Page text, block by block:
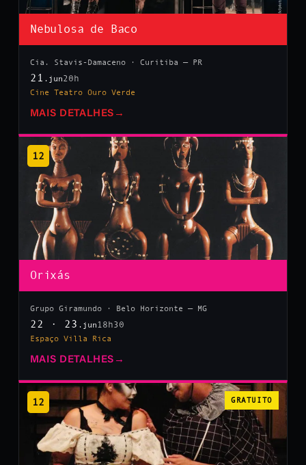
Nebulosa de Baco
Cia. Stavis-Damaceno · Curitiba — PR
21 .jun20h
Cine Teatro Ouro Verde
MAIS DETALHES →
12
Orixás
Grupo Giramundo · Belo Horizonte — MG
22 · 23 .jun 18h30
Espaço Villa Rica
MAIS DETALHES →
12 GRATUITO